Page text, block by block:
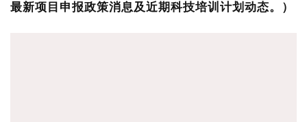
最新项目申报政策消息及近期科技培训计划动态。）